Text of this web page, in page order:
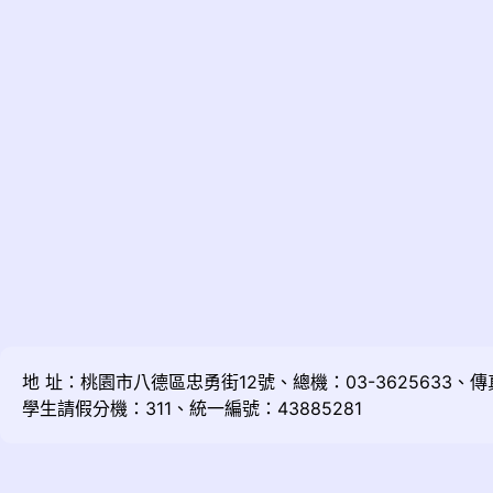
地 址：桃園市八德區忠勇街12號、總機：03-3625633、
學生請假分機：311、統一編號：43885281